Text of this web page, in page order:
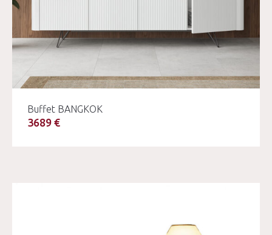
Buffet BANGKOK
3689 €